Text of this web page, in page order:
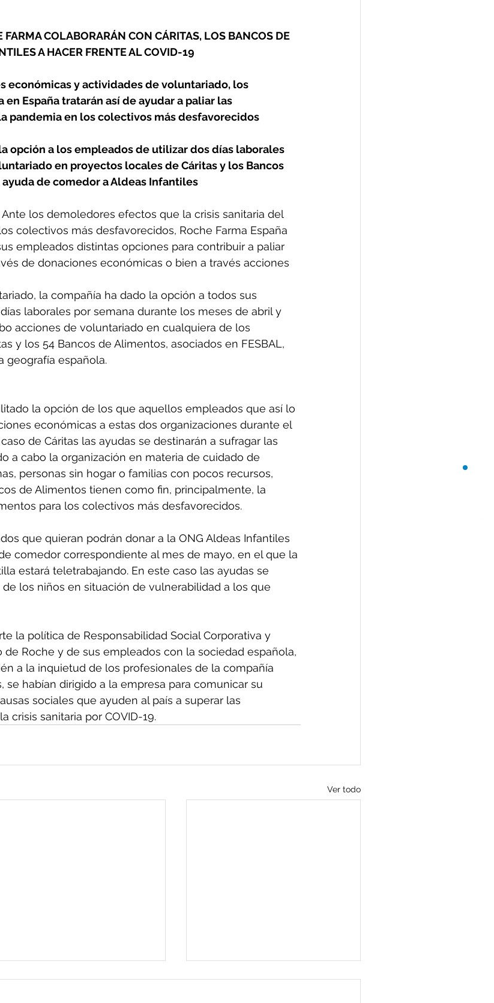
FARMA COLABORARÁN CON CÁRITAS, LOS BANCOS DE
A HACER FRENTE AL COVID-19
económicas y actividades de voluntariado, los
España tratarán así de ayudar a paliar las
pandemia en los colectivos más desfavorecidos
opción a los empleados de utilizar dos días laborales
en proyectos locales de Cáritas y los Bancos
de comedor a Aldeas Infantiles
Ante los demoledores efectos que la crisis sanitaria del
colectivos más desfavorecidos, Roche Farma España
empleados distintas opciones para contribuir a paliar
de donaciones económicas o bien a través acciones
la compañía ha dado la opción a todos sus
laborales por semana durante los meses de abril y
acciones de voluntariado en cualquiera de los
y los 54 Bancos de Alimentos, asociados en FESBAL,
geografía española.
la opción de los que aquellos empleados que así lo
económicas a estas dos organizaciones durante el
de Cáritas las ayudas se destinarán a sufragar las
a cabo la organización en materia de cuidado de
personas sin hogar o familias con pocos recursos,
de Alimentos tienen como fin, principalmente, la
para los colectivos más desfavorecidos.
que quieran podrán donar a la ONG Aldeas Infantiles
comedor correspondiente al mes de mayo, en el que la
estará teletrabajando. En este caso las ayudas se
los niños en situación de vulnerabilidad a los que
la política de Responsabilidad Social Corporativa y
Roche y de sus empleados con la sociedad española,
a la inquietud de los profesionales de la compañía
se habían dirigido a la empresa para comunicar su
sociales que ayuden al país a superar las
crisis sanitaria por COVID-19.
Ver todo